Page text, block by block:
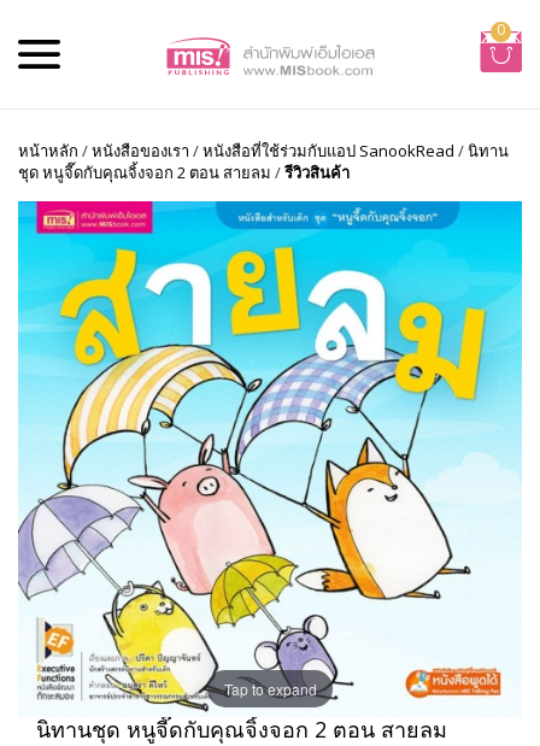
0
หน้าหลัก /หนังสือของเรา /หนังสือที่ใช้ร่วมกับแอป SanookRead /นิทาน
ชุด หนูจี๊ดกับคุณจิ้งจอก 2 ตอน สายลม /รีวิวสินค้า
Tap to expand
นิทานชุด หนูจี๊ดกับคุณจิ้งจอก 2 ตอน สายลม